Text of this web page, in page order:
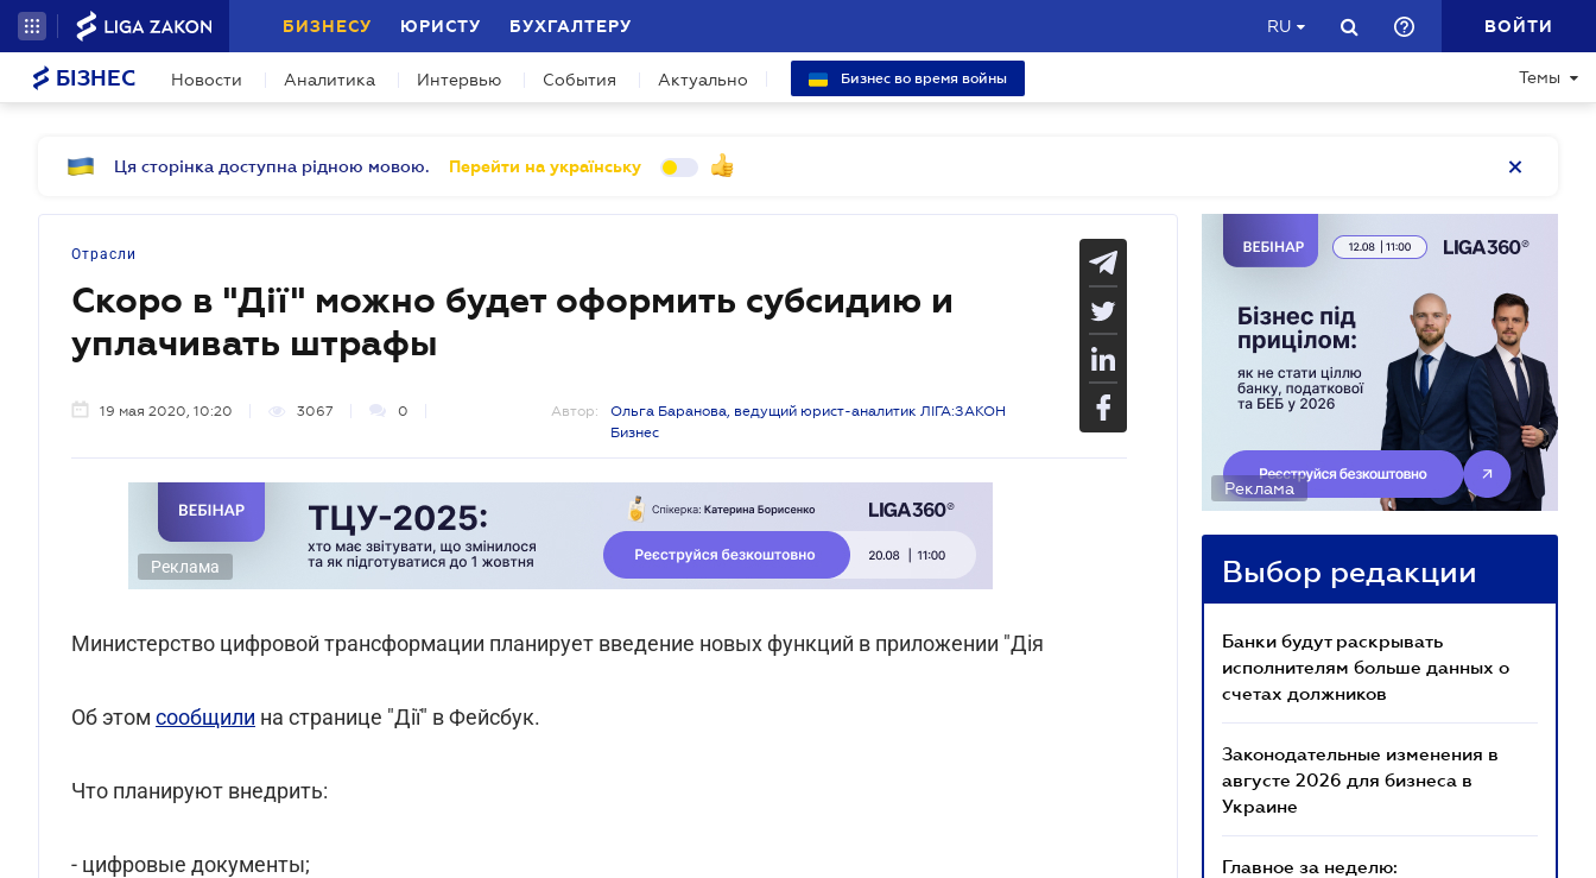
БИЗНЕСУ ЮРИСТУ БУХГАЛТЕРУ RU ВОЙТИ
БІЗНЕС Новости Аналитика Интервью События Актуально Бизнес во время войны Темы
Ця сторінка доступна рідною мовою. Перейти на українську
Отрасли
Скоро в "Дії" можно будет оформить субсидию и
уплачивать штрафы
19 мая 2020, 10:20 3067 0 Автор:
Ольга Баранова, ведущий юрист-аналитик ЛІГА:ЗАКОН
Бизнес
Реклама
Министерство цифровой трансформации планирует введение новых функций в приложении "Дія
Об этом сообщили на странице "Дії" в Фейсбук.
Что планируют внедрить:
- цифровые документы;
Реклама
Выбор редакции
Банки будут раскрывать
исполнителям больше данных о
счетах должников
Законодательные изменения в
августе 2026 для бизнеса в
Украине
Главное за неделю: